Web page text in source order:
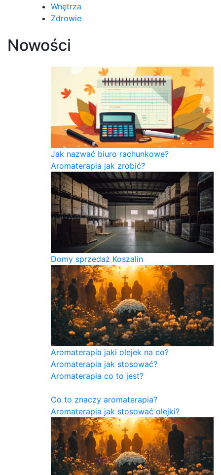
Wnętrza
Zdrowie
Nowości
Jak nazwać biuro rachunkowe?
Aromaterapia jak zrobić?
Domy sprzedaż Koszalin
Aromaterapia jaki olejek na co?
Aromaterapia jak stosować?
Aromaterapia co to jest?
Co to znaczy aromaterapia?
Aromaterapia jak stosować olejki?